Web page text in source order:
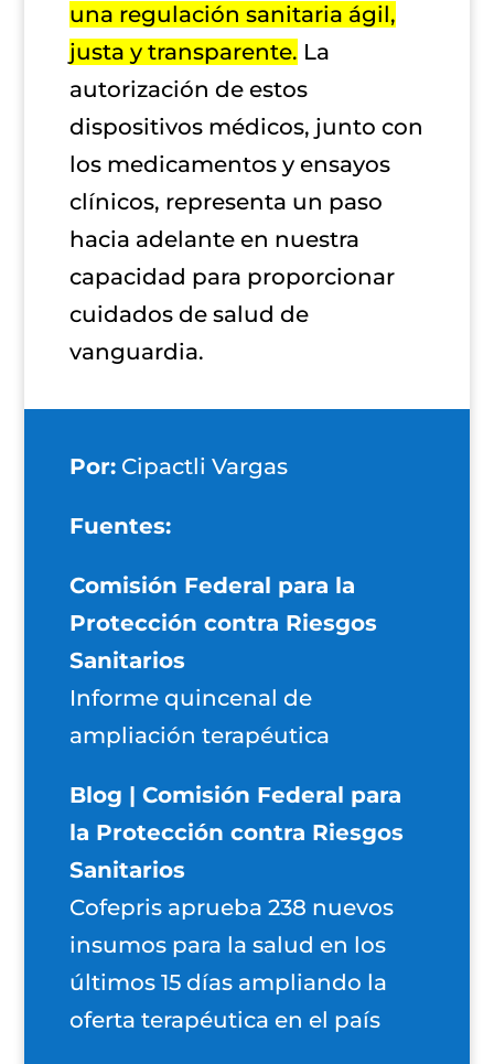
una regulación sanitaria ágil,
justa y transparente. La
autorización de estos
dispositivos médicos, junto con
los medicamentos y ensayos
clínicos, representa un paso
hacia adelante en nuestra
capacidad para proporcionar
cuidados de salud de
vanguardia.
Por:Cipactli Vargas
Fuentes:
Comisión Federal para la
Protección contra Riesgos
Sanitarios
Informe quincenal de
ampliación terapéutica
Blog | Comisión Federal para
la Protección contra Riesgos
Sanitarios
Cofepris aprueba 238 nuevos
insumos para la salud en los
últimos 15 días ampliando la
oferta terapéutica en el país